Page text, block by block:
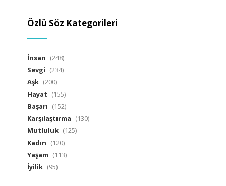
Özlü Söz Kategorileri
İnsan (248)
Sevgi (234)
Aşk (200)
Hayat (155)
Başarı (152)
Karşılaştırma (130)
Mutluluk (125)
Kadın (120)
Yaşam (113)
İyilik (95)